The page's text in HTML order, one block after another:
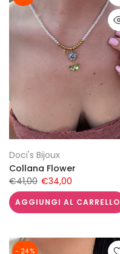
Doci's Bijoux
Collana Flower
€41,00 €34,00
AGGIUNGI AL CARRELLO
- 24 %